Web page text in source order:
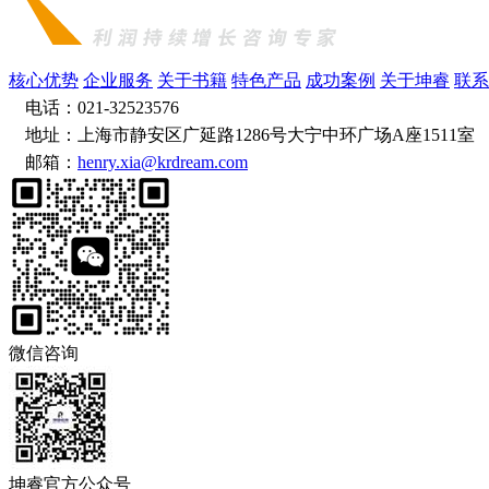
核心优势 企业服务 关于书籍 特色产品 成功案例 关于坤睿 联
电话：021-32523576
地址：上海市静安区广延路1286号大宁中环广场A座1511室
邮箱： henry.xia@krdream.com
微信咨询
坤睿官方公众号